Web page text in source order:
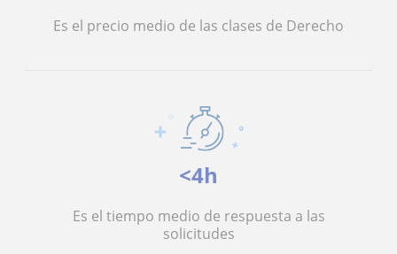
Es el precio medio de las clases de Derecho
<4h
Es el tiempo medio de respuesta a las
solicitudes